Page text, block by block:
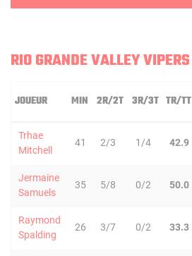
RIO GRANDE VALLEY VIPERS
JOUEUR MIN 2R/2T 3R/3T TR/TT
Trhae
Mitchell
41 2/3 1/4 42.9
Jermaine
Samuels
35 5/8 0/2 50.0
Raymond
Spalding
26 3/7 0/2 33.3